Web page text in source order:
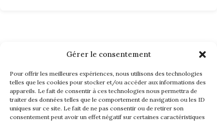
Gérer le consentement
Pour offrir les meilleures expériences, nous utilisons des technologies
telles que les cookies pour stocker et/ou accéder aux informations des
appareils. Le fait de consentir à ces technologies nous permettra de
traiter des données telles que le comportement de navigation ou les ID
uniques sur ce site. Le fait de ne pas consentir ou de retirer son
consentement peut avoir un effet négatif sur certaines caractéristiques